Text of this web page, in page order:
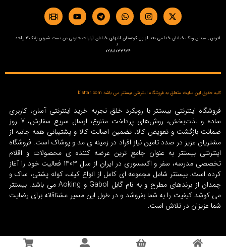
آدرس : میدان ونک خیابان خدامی بعد از پل کردستان انتهای خیابان آرارات جنوبی بن بست شیرین پلاک3 واحد
6
02188033974
کلیه حقوق این سایت متعلق به فروشگاه اینترنتی بیستتر می باشد bisttar.com
فروشگاه اینترنتی بیستتر با رویکرد خلق تجربه خرید اینترنتی آسان، کاربری
ساده و لذت‌بخش، روش‌های پرداخت متنوع، ارسال سریع سفارش، 7 روز
ضمانت بازگشت و تعویض کالا، تضمین اصالت کالا و پشتیبانی همه جانبه از
مشتریان عزیز در صدد تامین نیاز افراد در زمینه‌ ی مد و پوشاک است. فروشگاه
اینترنتی بیستتر به عنوان جامع ترین عرضه کننده ی محصولات و اقلام
تخصصی مدرسه، سفر و اکسسوری در ایران از سال 1403 فعالیت خود را آغاز
کرده است. بیستتر شامل مجموعه ای کامل از انواع کیف، کوله پشتی، ساک و
چمدان از برندهای مطرح و به نام گابل Gabol و Aoking می باشد. بیستتر
می کوشد کیفیت را به شما بفروشد و در طول این مسیر مشتاقانه برای رضایت
شما عزیزان در تلاش است.